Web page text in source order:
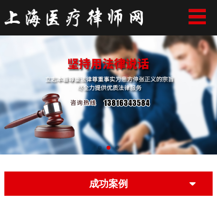
首页
律师介绍
成功案例
业务范围
律师文集
联系我们
成功案例